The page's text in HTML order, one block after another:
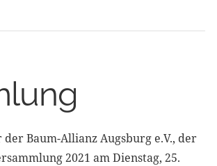
Baum-Allianz Augsburg e.V., der
2021 am Dienstag, 25.